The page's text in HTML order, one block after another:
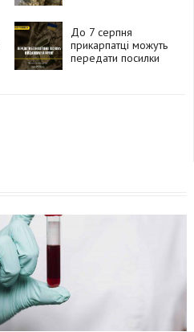
До 7 серпня
прикарпатці можуть
передати посилки